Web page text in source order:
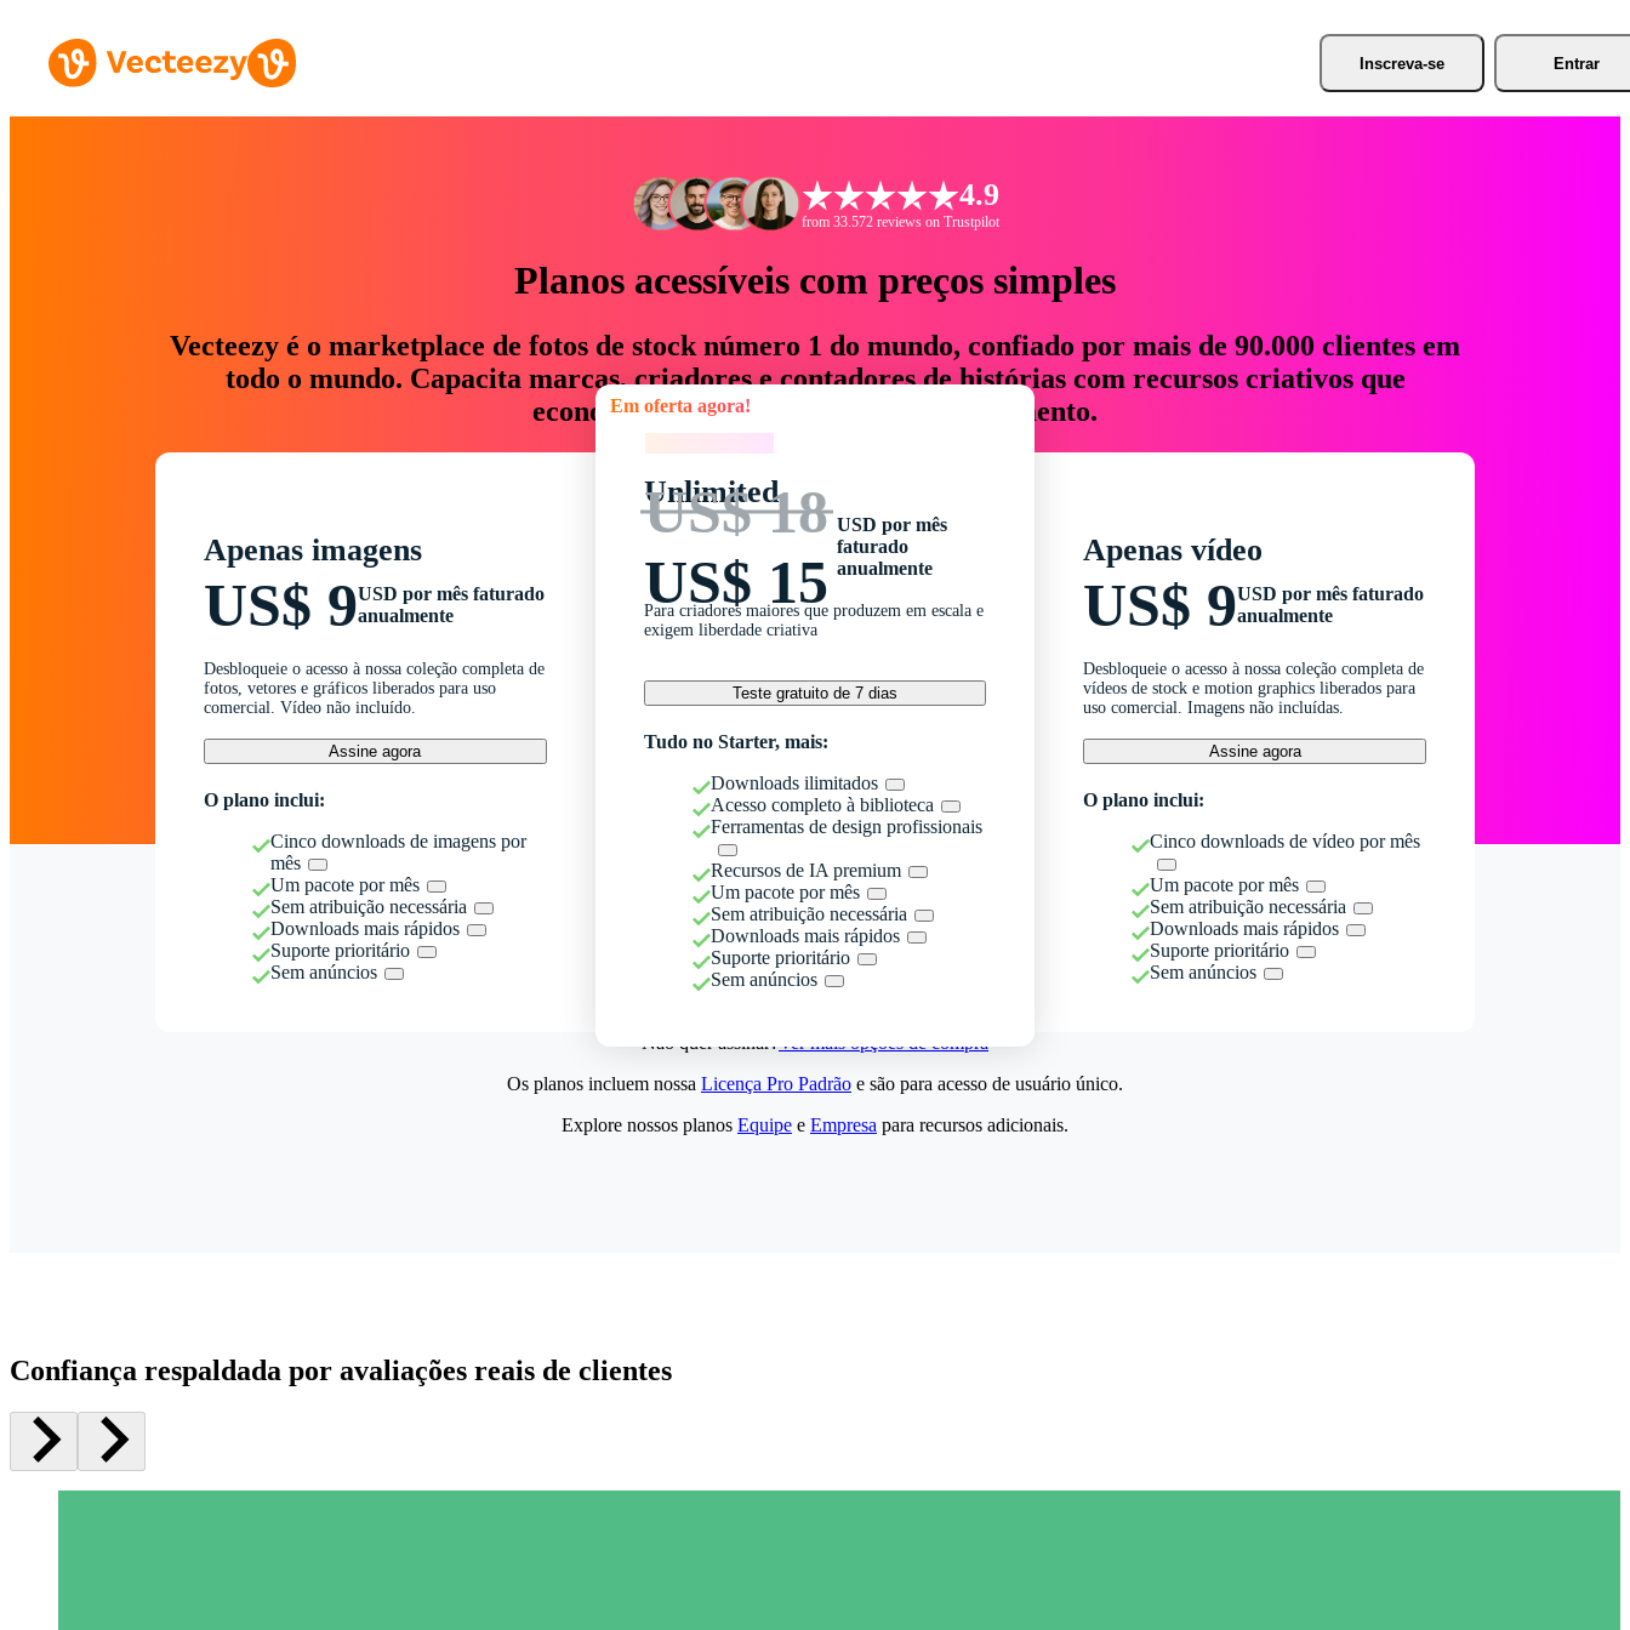
Inscreva-se Entrar
4.9
from 33.572 reviews on Trustpilot
Planos acessíveis com preços simples
Vecteezy é o marketplace de fotos de stock número 1 do mundo, confiado por mais de 90.000 clientes em
todo o mundo. Capacita marcas, criadores e contadores de histórias com recursos criativos que
economizam até 76% em tempo e orçamento.
Apenas imagens
US$ 9USD por mês faturado
anualmente
Desbloqueie o acesso à nossa coleção completa de
fotos, vetores e gráficos liberados para uso
comercial. Vídeo não incluído.
Assine agora
O plano inclui:
Cinco downloads de imagens por
mês
Um pacote por mês
Sem atribuição necessária
Downloads mais rápidos
Suporte prioritário
Sem anúncios
Em oferta agora!
Unlimited
US$ 18
US$ 15
USD por mês
faturado
anualmente
Para criadores maiores que produzem em escala e
exigem liberdade criativa
Teste gratuito de 7 dias
Tudo no Starter, mais:
Downloads ilimitados
Acesso completo à biblioteca
Ferramentas de design profissionais
Recursos de IA premium
Um pacote por mês
Sem atribuição necessária
Downloads mais rápidos
Suporte prioritário
Sem anúncios
Apenas vídeo
US$ 9USD por mês faturado
anualmente
Desbloqueie o acesso à nossa coleção completa de
vídeos de stock e motion graphics liberados para
uso comercial. Imagens não incluídas.
Assine agora
O plano inclui:
Cinco downloads de vídeo por mês
Um pacote por mês
Sem atribuição necessária
Downloads mais rápidos
Suporte prioritário
Sem anúncios
Não quer assinar?Ver mais opções de compra
Os planos incluem nossa Licença Pro Padrão e são para acesso de usuário único.
Explore nossos planos Equipe e Empresa para recursos adicionais.
Confiança respaldada por avaliações reais de clientes